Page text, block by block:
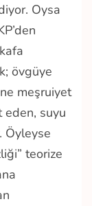
Oysa
övgüye
meşruiyet
eden, suyu
Öyleyse
teorize